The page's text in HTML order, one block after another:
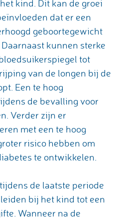
kind. Dit kan de groei
dat er een
geboortegewicht
kunnen sterke
tot
van de longen bij de
Een te hoog
de bevalling voor
Verder zijn er
met een te hoog
risico hebben om
te ontwikkelen.
de laatste periode
bij het kind tot een
Wanneer na de